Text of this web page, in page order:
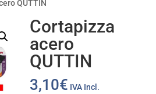
QUTTIN
Cortapizza
acero
QUTTIN
3,10€ IVA Incl.